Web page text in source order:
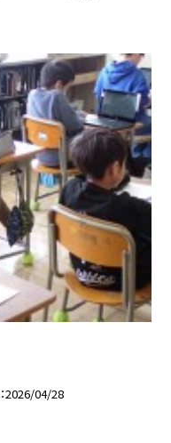
2026/04/28